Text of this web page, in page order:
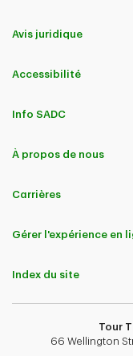
Avis juridique
Accessibilité
Info SADC
À propos de nous
Carrières
Gérer l'expérience en
Index du site
Tour
66 Wellington